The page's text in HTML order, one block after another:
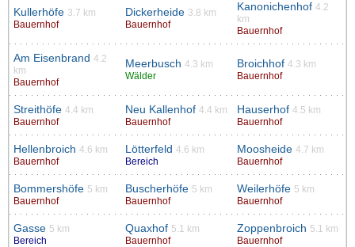
Kullerhöfe 3.7 km
Bauernhof
Dickerheide 3.8 km
Bauernhof
Kanonichenhof 4.2
km
Bauernhof
Am Eisenbrand 4.2
km
Bauernhof
Meerbusch 4.3 km
Wälder
Broichhof 4.3 km
Bauernhof
Streithöfe 4.4 km
Bauernhof
Neu Kallenhof 4.4 km
Bauernhof
Hauserhof 4.5 km
Bauernhof
Hellenbroich 4.6 km
Bauernhof
Lötterfeld 4.6 km
Bereich
Moosheide 4.7 km
Bauernhof
Bommershöfe 5 km
Bauernhof
Buscherhöfe 5 km
Bauernhof
Weilerhöfe 5 km
Bauernhof
Gasse 5 km
Bereich
Quaxhof 5.1 km
Bauernhof
Zoppenbroich 5.1 km
Bauernhof